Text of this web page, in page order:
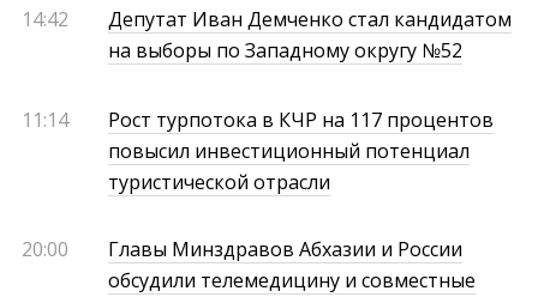
14:42
Депутат Иван Демченко стал кандидатом
на выборы по Западному округу №52
11:14
Рост турпотока в КЧР на 117 процентов
повысил инвестиционный потенциал
туристической отрасли
20:00
Главы Минздравов Абхазии и России
обсудили телемедицину и совместные